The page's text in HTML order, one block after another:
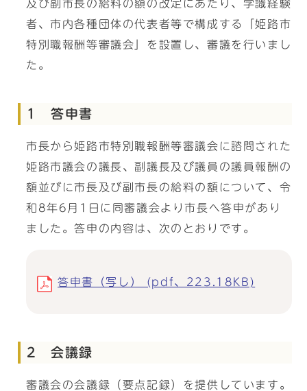
及び副市長の給料の額の改定にあたり、学識経験
者、市内各種団体の代表者等で構成する「姫路市
特別職報酬等審議会」を設置し、審議を行いまし
た。
1 答申書
市長から姫路市特別職報酬等審議会に諮問された
姫路市議会の議長、副議長及び議員の議員報酬の
額並びに市長及び副市長の給料の額について、令
和8年6月1日に同審議会より市長へ答申があり
ました。答申の内容は、次のとおりです。
答申書（写し） (pdf、223.18KB)
2 会議録
審議会の会議録（要点記録）を提供しています。